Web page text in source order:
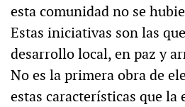
esta comunidad no se
Estas iniciativas son las
desarrollo local, en paz y
No es la primera obra de
estas características que